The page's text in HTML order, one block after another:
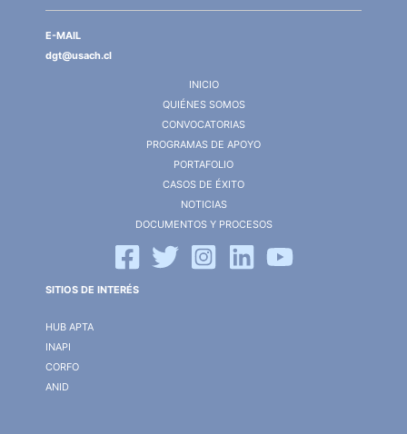
E-MAIL
dgt@usach.cl
INICIO
QUIÉNES SOMOS
CONVOCATORIAS
PROGRAMAS DE APOYO
PORTAFOLIO
CASOS DE ÉXITO
NOTICIAS
DOCUMENTOS Y PROCESOS
SITIOS DE INTERÉS
HUB APTA
INAPI
CORFO
ANID